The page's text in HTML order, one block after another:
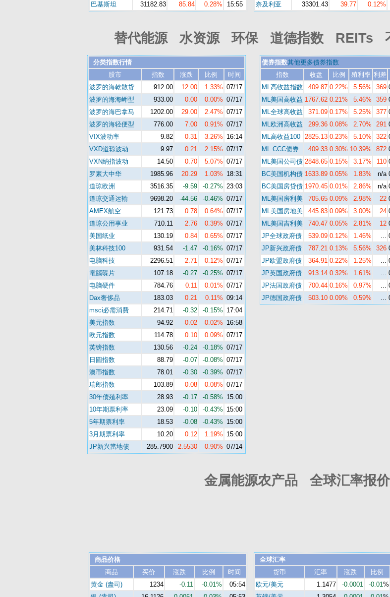
巴基斯坦
31182.83 85.84 0.28% 15:55
奈及利亚
33301.43 39.77 0.12%
替代能源 水资源 环保 道德指数 REITs
分类指数行情
股市
指数 涨跌 比例
时间
波罗的海乾散货
912.00 12.00 1.33% 07/17
波罗的海海岬型
933.00 0.00 0.00% 07/17
波罗的海巴拿马
1202.00 29.00 2.47% 07/17
波罗的海轻便型
776.00 7.00 0.91% 07/17
VIX波动率
9.82 0.31 3.26% 16:14
VXD道琼波动
9.97 0.21 2.15% 07/17
VXN納指波动
14.50 0.70 5.07% 07/17
罗素大中华
1985.96 20.29 1.03% 18:31
道琼欧洲
3516.35 -9.59 -0.27% 23:03
道琼交通运输
9698.20 -44.56 -0.46% 07/17
AMEX航空
121.73 0.78 0.64% 07/17
道琼公用事业
710.11 2.76 0.39% 07/17
美国纸业
130.19 0.84 0.65% 07/17
美林科技100
931.54 -1.47 -0.16% 07/17
电脑科技
2296.51 2.71 0.12% 07/17
電腦碟片
107.18 -0.27 -0.25% 07/17
电脑硬件
784.76 0.11 0.01% 07/17
Dax奢侈品
183.03 0.21 0.11% 09:14
msci必需消費
214.71 -0.32 -0.15% 17:04
美元指数
94.92 0.02 0.02% 16:58
欧元指数
114.78 0.10 0.09% 07/17
英镑指数
130.56 -0.24 -0.18% 07/17
日圆指数
88.79 -0.07 -0.08% 07/17
澳币指数
78.01 -0.30 -0.39% 07/17
瑞郎指数
103.89 0.08 0.08% 07/17
30年债殖利率
28.93 -0.17 -0.58% 15:00
10年期票利率
23.09 -0.10 -0.43% 15:00
5年期票利率
18.53 -0.08 -0.43% 15:00
3月期票利率
10.20 0.12 1.19% 15:00
JP新兴當地债
285.7900 2.5530 0.90% 07/14
债券指数其他更多债券指数
指数
收盘 比例 殖利率 利差
ML高收益指数
409.87 0.22% 5.56% 369
ML美国高收益 1767.62 0.21% 5.46% 359
ML全球高收益
371.09 0.17% 5.25% 377
ML欧洲高收益
299.36 0.08% 2.70% 291
ML高收益100 2825.13 0.23% 5.10% 322
ML CCC债券
409.33 0.30% 10.39% 872
ML美国公司债 2848.65 0.15% 3.17% 110
BC美国机构债 1633.89 0.05% 1.83% n/a
BC美国房贷债 1970.45 0.01% 2.86% n/a
ML美国房利美
705.65 0.09% 2.98% 22
ML美国房地美
445.83 0.09% 3.00% 24
ML美国吉利美
740.47 0.05% 2.81% 12
JP全球政府债
539.09 0.12% 1.46% ...
JP新兴政府债
787.21 0.13% 5.56% 326
JP欧盟政府债
364.91 0.22% 1.25% ...
JP英国政府债
913.14 0.32% 1.61% ...
JP法国政府债
700.44 0.16% 0.97% ...
JP德国政府债
503.10 0.09% 0.59% ...
金属能源农产品 全球汇率报
商品价格
商品
买价 涨跌 比例
时间
黄金 (盎司)
1234 -0.11 -0.01%
05:54
全球汇率
货币
汇率 涨跌 比例
欧元/美元
1.1477 -0.0001 -0.01%